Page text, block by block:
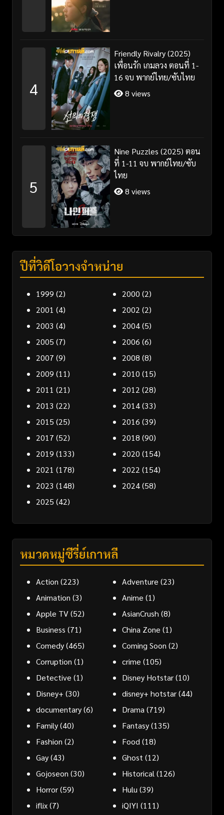
4
Friendly Rivalry (2025)
เพื่อนรัก เกมลวง ตอนที่ 1-
16 จบ พากย์ไทย/ซับไทย
8 views
5
Nine Puzzles (2025) ตอน
ที่ 1-11 จบ พากย์ไทย/ซับ
ไทย
8 views
ปีที่วิดีโอวางจำหน่าย
1999 (2) 2000 (2)
2001 (4) 2002 (2)
2003 (4) 2004(5)
2005 (7) 2006 (6)
2007 (9) 2008 (8)
2009 (11) 2010 (15)
2011 (21) 2012 (28)
2013 (22) 2014(33)
2015 (25) 2016 (39)
2017 (52) 2018 (90)
2019 (133) 2020 (154)
2021 (178) 2022 (154)
2023 (148) 2024(58)
2025 (42)
หมวดหมู่ซีรี่ย์เกาหลี
Action (223) Adventure (23)
Animation (3) Anime (1)
Apple TV(52) AsianCrush (8)
Business (71) China Zone (1)
Comedy(465) Coming Soon (2)
Corruption (1) crime (105)
Detective (1) Disney Hotstar(10)
Disney+ (30) disney+ hotstar(44)
documentary(6) Drama (719)
Family(40) Fantasy(135)
Fashion (2) Food (18)
Gay(43) Ghost (12)
Gojoseon (30) Historical (126)
Horror(59) Hulu (39)
iflix(7) iQIYI (111)